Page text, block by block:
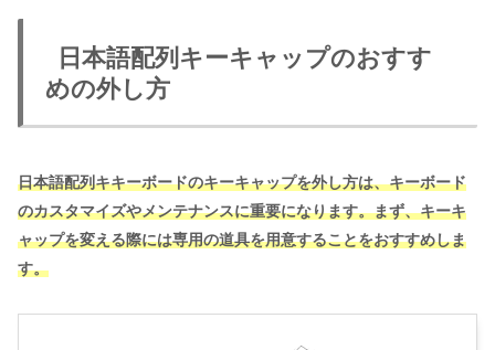
日本語配列キーキャップのおすす
めの外し方
日本語配列キキーボードのキーキャップを外し方は、キーボード
のカスタマイズやメンテナンスに重要になります。まず、キーキ
ャップを変える際には専用の道具を用意することをおすすめしま
す。